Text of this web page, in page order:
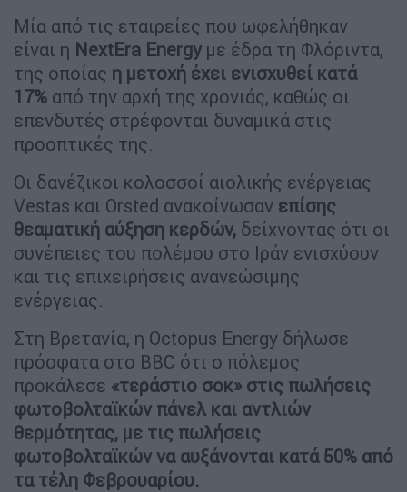
Μία από τις εταιρείες που ωφελήθηκαν
είναι η NextEra Energy με έδρα τη Φλόριντα,
της οποίας η μετοχή έχει ενισχυθεί κατά
17% από την αρχή της χρονιάς, καθώς οι
επενδυτές στρέφονται δυναμικά στις
προοπτικές της.
Οι δανέζικοι κολοσσοί αιολικής ενέργειας
Vestas και Orsted ανακοίνωσαν επίσης
θεαματική αύξηση κερδών, δείχνοντας ότι οι
συνέπειες του πολέμου στο Ιράν ενισχύουν
και τις επιχειρήσεις ανανεώσιμης
ενέργειας.
Στη Βρετανία, η Octopus Energy δήλωσε
πρόσφατα στο BBC ότι ο πόλεμος
προκάλεσε «τεράστιο σοκ» στις πωλήσεις
φωτοβολταϊκών πάνελ και αντλιών
θερμότητας, με τις πωλήσεις
φωτοβολταϊκών να αυξάνονται κατά 50% από
τα τέλη Φεβρουαρίου.